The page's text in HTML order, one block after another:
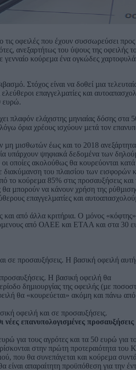
οφειλές που έχουν συσσωρεύσει προς
ανεξαρτήτως του ύψους της οφειλής
γενναίο κούρεµα ένα ογκώδες
Στόχος είναι να δοθεί µια
επαγγελµατίες και
ευρώ.
πλαφόν ελάχιστης µηνιαίας δόσης στα
όρια χρέους ισχύουν µετά τον
µισθωτών έως και το 2018
υπάρχουν ψηφιακά δεδοµένα των
οποίες ακολούθως θα κουρεύονται
του πλαισίου των εισφορών
το κούρεµα 85% στις προσαυξήσεις και
θα µπορούν να κάνουν χρήση της
επαγγελµατίες και
και από άλλα κριτήρια. Ο µόνος
από ΟΑΕΕ και ΕΤΑΑ και στα 30
σε προσαυξήσεις. Η βασική οφειλή
Η βασική οφειλή θα
δηµιουργίας της οφειλής (µε
θα «κουρεύεται» ακόµη και πάνω
οφειλή και σε προσαυξήσεις.
επανυπολογισµένες
για τους αγρότες και τα 50 ευρώ για
στην πρώτη προτεραιότητα του
που θα συνεπάγεται και κούρεµα
απαραίτητη προϋπόθεση για την